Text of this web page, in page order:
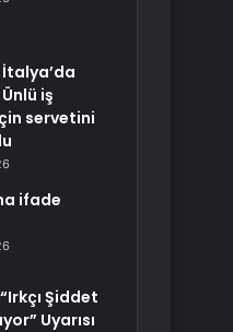
İtalya’da
iş
servetini
ifade
Şiddet
Uyarısı